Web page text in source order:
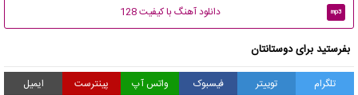
mp3 دانلود آهنگ با کیفیت 128
بفرستید برای دوستانتان
تلگرام توییتر فیسبوک واتس آپ پینترست ایمیل